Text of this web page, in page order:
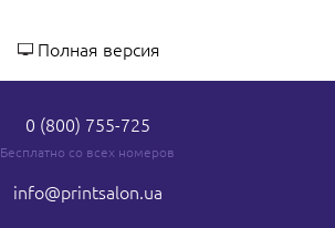
Полная версия
0 (800) 755-725
Бесплатно со всех номеров
info@printsalon.ua